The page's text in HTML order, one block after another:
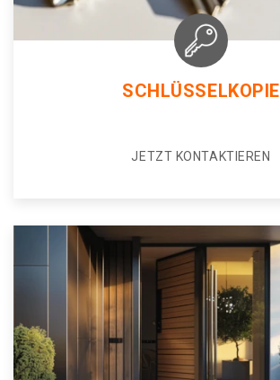
SCHLÜSSELKOPIE
JETZT KONTAKTIEREN